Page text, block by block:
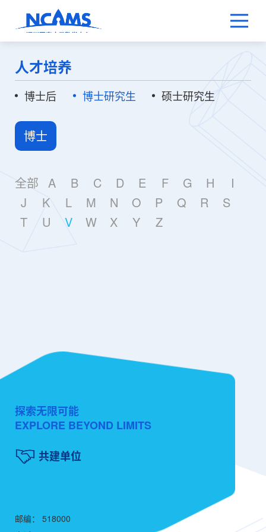
人才培养
博士后 博士研究生 硕士研究生
博士
全部 A B C D E F G H
I
J
K L M N O P Q R
S
T
U V W X Y Z
探索无限可能
EXPLORE BEYOND LIMITS
共建单位
邮编： 518000